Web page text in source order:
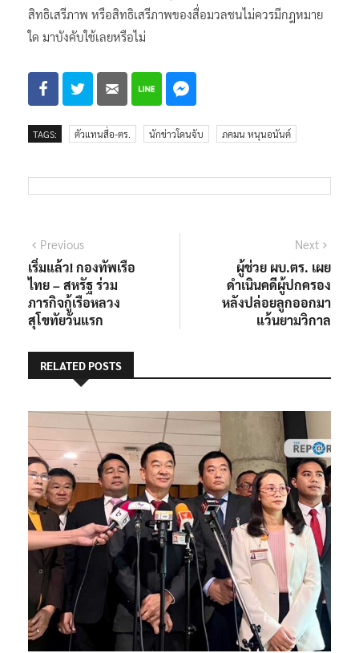
สิทธิเสรีภาพ หรือสิทธิเสรีภาพของสื่อมวลชนไม่ควรมีกฎหมาย
ใด มาบังคับใช้เลยหรือไม่
TAGS: ตัวแทนสื่อ-ตร. นักข่าวโดนจับ ภคมน หนุนอนันต์
แนะแนว
เรื่อง
PreviousPrevious
post:
เริ่มแล้ว! กองทัพเรือ
ไทย – สหรัฐ ร่วม
ภารกิจกู้เรือหลวง
สุโขทัยวันแรก
Next
post:
ผู้ช่วย ผบ.ตร. เผย
ดำเนินคดีผู้ปกครอง
หลังปล่อยลูกออกมา
แว้นยามวิกาล
RELATED POSTS